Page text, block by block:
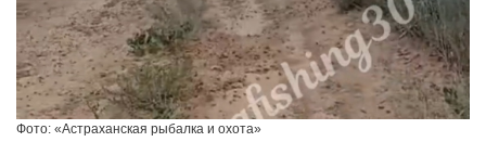
Фото: «Астраханская рыбалка и охота»